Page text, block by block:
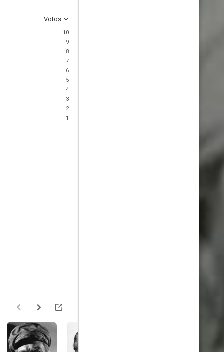
Votos
10
9
8
7
6
5
4
3
2
1